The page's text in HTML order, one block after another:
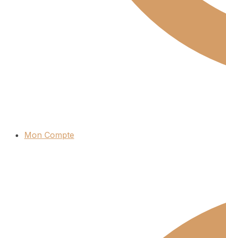
Mon Compte